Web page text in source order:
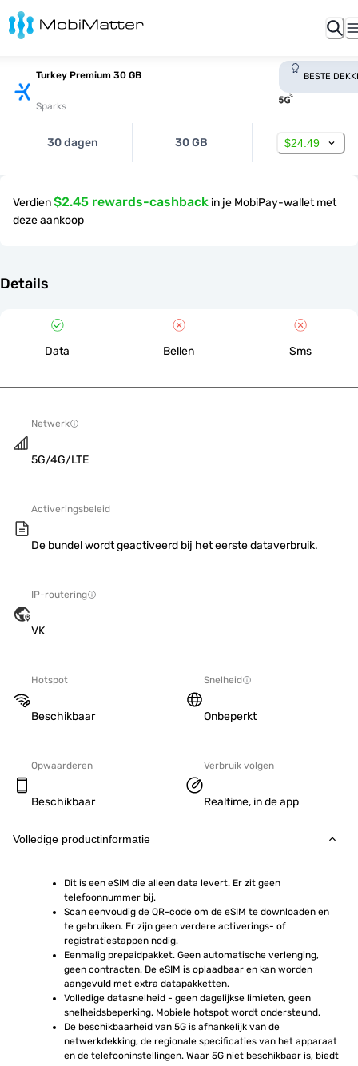
Turkey Premium 30 GB
Sparks
BESTE
30 dagen 30 GB $24.49
Verdien$2.45 rewards-cashback in je MobiPay-wallet met
deze aankoop
Details
Data Bellen Sms
Netwerk
5G/4G/LTE
Activeringsbeleid
De bundel wordt geactiveerd bij het eerste dataverbruik.
IP-routering
VK
Hotspot
Beschikbaar
Snelheid
Onbeperkt
Opwaarderen
Beschikbaar
Verbruik volgen
Realtime, in de app
Volledige productinformatie
Dit is een eSIM die alleen data levert. Er zit geen
telefoonnummer bij.
Scan eenvoudig de QR-code om de eSIM te downloaden en
te gebruiken. Er zijn geen verdere activerings- of
registratiestappen nodig.
Eenmalig prepaidpakket. Geen automatische verlenging,
geen contracten. De eSIM is oplaadbaar en kan worden
aangevuld met extra datapakketten.
Volledige datasnelheid - geen dagelijkse limieten, geen
snelheidsbeperking. Mobiele hotspot wordt ondersteund.
De beschikbaarheid van 5G is afhankelijk van de
netwerkdekking, de regionale specificaties van het apparaat
en de telefooninstellingen. Waar 5G niet beschikbaar is, biedt